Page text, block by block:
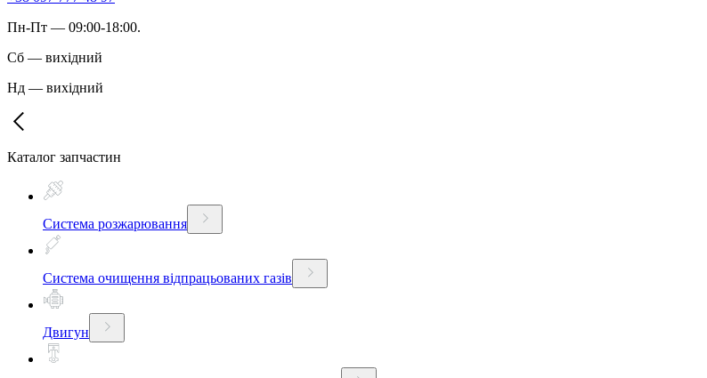
Пн-Пт — 09:00-18:00.
Сб — вихідний
Нд — вихідний
Каталог запчастин
Система розжарювання
Система очищення відпрацьованих газів
Двигун